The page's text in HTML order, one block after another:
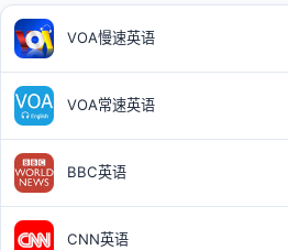
VOA慢速英语
VOA常速英语
BBC英语
CNN英语